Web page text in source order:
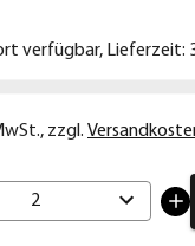
verfügbar, Lieferzeit:
, zzgl.
2